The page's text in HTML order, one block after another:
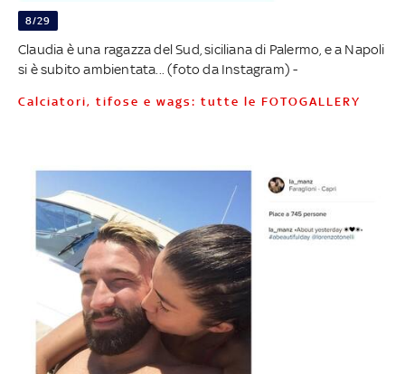
8/29
Claudia è una ragazza del Sud, siciliana di Palermo, e a Napoli
si è subito ambientata... (foto da Instagram) -
Calciatori, tifose e wags: tutte le FOTOGALLERY